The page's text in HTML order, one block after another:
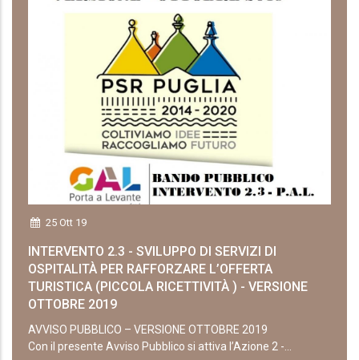
25 Ott 19
INTERVENTO 2.3 - SVILUPPO DI SERVIZI DI
OSPITALITÀ PER RAFFORZARE L’OFFERTA
TURISTICA (PICCOLA RICETTIVITÀ ) - VERSIONE
OTTOBRE 2019
AVVISO PUBBLICO – VERSIONE OTTOBRE 2019
Con il presente Avviso Pubblico si attiva l’Azione 2 -...